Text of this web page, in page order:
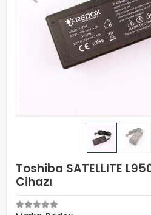
Toshiba SATELLITE
Cihazı